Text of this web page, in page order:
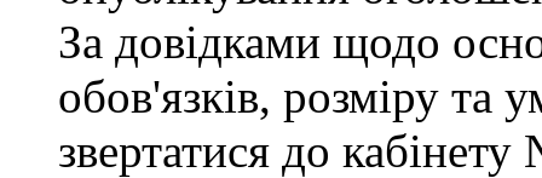
За довідками щодо
обов'язків, розміру та
звертатися до